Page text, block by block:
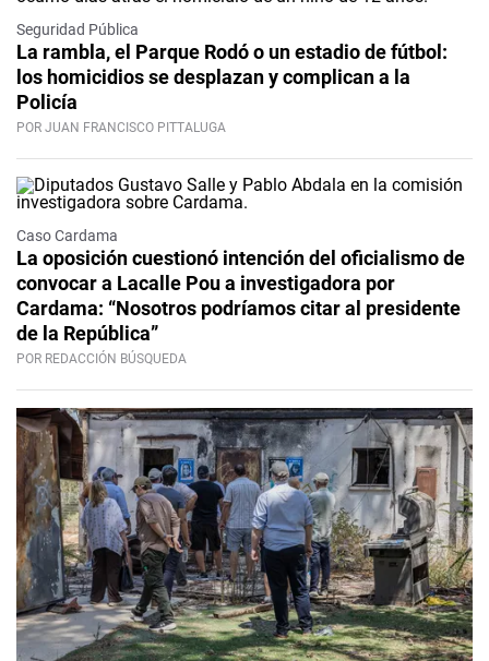
Seguridad Pública
La rambla, el Parque Rodó o un estadio de fútbol:
los homicidios se desplazan y complican a la
Policía
POR JUAN FRANCISCO PITTALUGA
Caso Cardama
La oposición cuestionó intención del oficialismo de
convocar a Lacalle Pou a investigadora por
Cardama: “Nosotros podríamos citar al presidente
de la República”
POR REDACCIÓN BÚSQUEDA